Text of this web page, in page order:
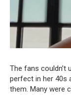
The fans couldn’t
perfect in her 40s
them. Many were